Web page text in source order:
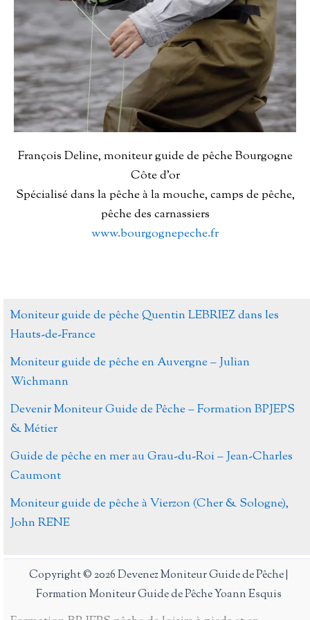
François Deline, moniteur guide de pêche Bourgogne
Côte d’or
Spécialisé dans la pêche à la mouche, camps de pêche,
pêche des carnassiers
www.bourgognepeche.fr
Moniteur guide de pêche Quentin LEBRIEZ dans les
Hauts-de-France
Moniteur guide de pêche en Auvergne – Julian
Wichmann
Devenir Moniteur Guide de Pêche – Formation BPJEPS
& Métier
Guide de pêche en mer au Grau-du-Roi – Jean-Charles
Caumont
Moniteur guide de pêche à Vierzon (Cher & Sologne),
John RENE
Copyright © 2026 Devenez Moniteur Guide de Pêche |
Formation Moniteur Guide de Pêche Yoann Esquis